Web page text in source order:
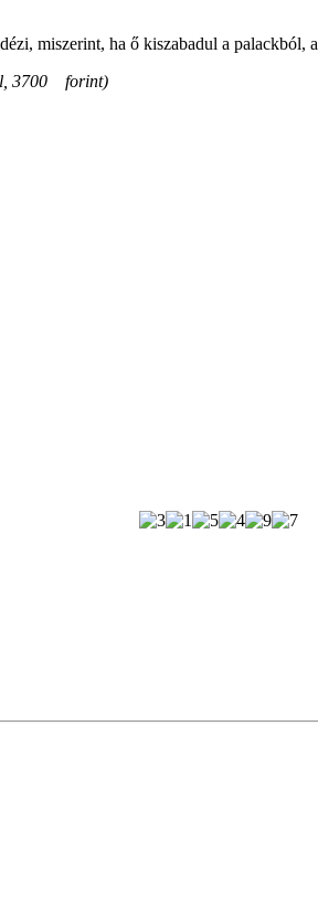
miszerint, ha ő kiszabadul a palackból,
3700 forint)